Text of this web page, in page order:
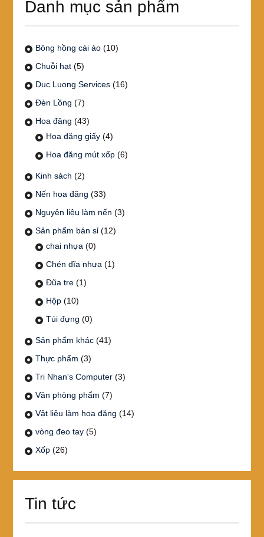
Danh mục sản phẩm
Bông hồng cài áo (10)
Chuỗi hạt (5)
Duc Luong Services (16)
Đèn Lồng (7)
Hoa đăng (43)
Hoa đăng giấy (4)
Hoa đăng mút xốp (6)
Kinh sách (2)
Nến hoa đăng (33)
Nguyên liệu làm nến (3)
Sản phẩm bán sỉ (12)
chai nhựa (0)
Chén đĩa nhựa (1)
Đũa tre (1)
Hộp (10)
Túi đựng (0)
Sản phẩm khác (41)
Thực phẩm (3)
Tri Nhan's Computer (3)
Văn phòng phẩm (7)
Vật liệu làm hoa đăng (14)
vòng đeo tay (5)
Xốp (26)
Tin tức